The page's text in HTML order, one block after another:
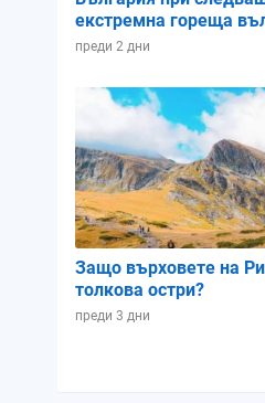
екстремна гореща
преди 2 дни
Защо върховете на
толкова остри?
преди 3 дни